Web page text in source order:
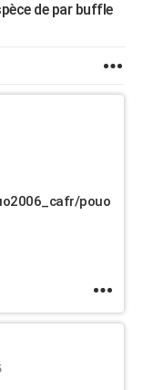
de par buffle
pouo